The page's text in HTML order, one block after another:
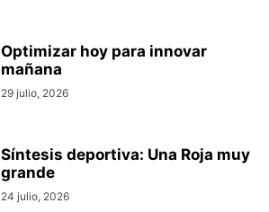
Optimizar hoy para innovar
mañana
29 julio, 2026
Síntesis deportiva: Una Roja muy
grande
24 julio, 2026